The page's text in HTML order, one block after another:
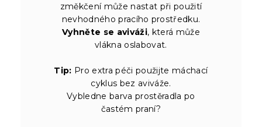
změkčení může nastat při použití
nevhodného pracího prostředku.
Vyhněte se aviváži, která může
vlákna oslabovat.
Tip: Pro extra péči použijte máchací
cyklus bez aviváže.
Vybledne barva prostěradla po
častém praní?